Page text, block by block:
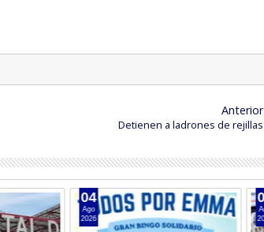
Anterior
Detienen a ladrones de rejillas
04
Ago
2026